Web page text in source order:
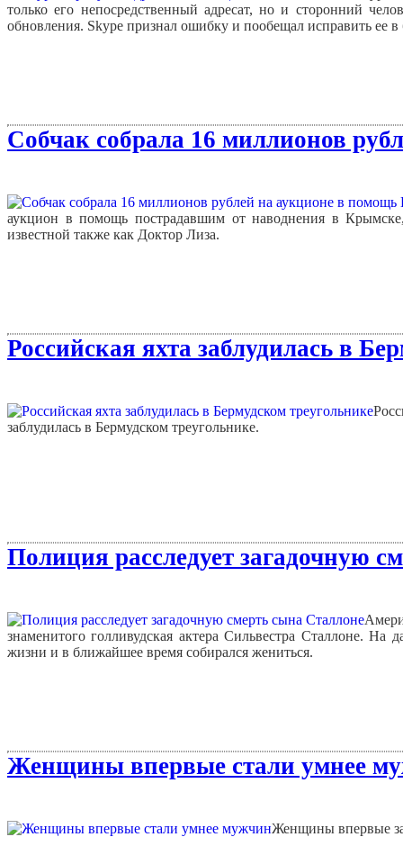
только его непосредственный адресат, но и сторонний
обновления. Skype признал ошибку и пообещал исправить ее
Собчак собрала 16 миллионов
аукцион в помощь пострадавшим от наводнения в
известной также как Доктор Лиза.
Российская яхта заблудилась в
заблудилась в Бермудском треугольнике.
Полиция расследует загадочную
знаменитого голливудская актера Сильвестра Сталлоне.
жизни и в ближайшее время собирался жениться.
Женщины впервые стали умнее
Женщины впервые